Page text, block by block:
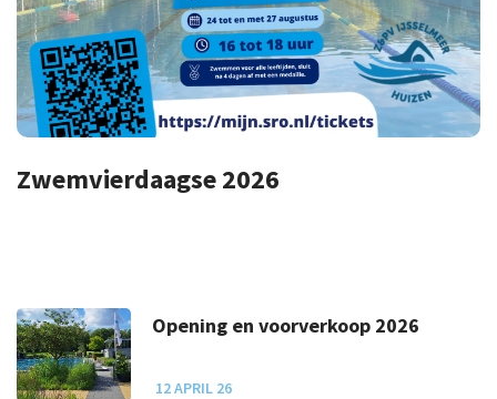
Zwemvierdaagse 2026
12 APRIL 26
Opening en voorverkoop 2026